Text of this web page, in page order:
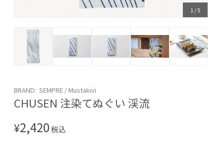
1 /5
BRAND: SEMPRE / Mustakivi
CHUSEN 注染てぬぐい 渓流
¥2,420税込